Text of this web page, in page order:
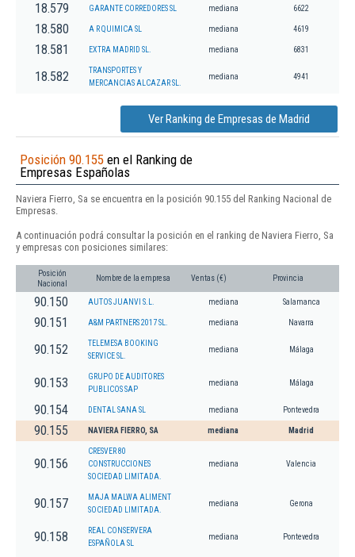
18.579 GARANTE CORREDORES SL mediana 6622
18.580 A R QUIMICA SL mediana 4619
18.581 EXTRA MADRID SL. mediana 6831
18.582
TRANSPORTES Y
MERCANCIAS ALCAZAR SL.
mediana 4941
Ver Ranking de Empresas de Madrid
Posición 90.155 en el Ranking de
Empresas Españolas
Naviera Fierro, Sa se encuentra en la posición 90.155 del Ranking Nacional de
Empresas.
A continuación podrá consultar la posición en el ranking de Naviera Fierro, Sa
y empresas con posiciones similares:
Posición
Nacional
Nombre de la empresa Ventas (€) Provincia
90.150 AUTOS JUANVI S.L. mediana Salamanca
90.151 A&M PARTNERS 2017 SL. mediana Navarra
90.152
TELEMESA BOOKING
SERVICE SL.
mediana Málaga
90.153
GRUPO DE AUDITORES
PUBLICOS SAP
mediana Málaga
90.154 DENTAL SANA SL mediana Pontevedra
90.155 NAVIERA FIERRO, SA mediana Madrid
90.156
CRESVER 80
CONSTRUCCIONES
SOCIEDAD LIMITADA.
mediana Valencia
90.157
MAJA MALWA ALIMENT
SOCIEDAD LIMITADA.
mediana Gerona
90.158
REAL CONSERVERA
ESPAÑOLA SL
mediana Pontevedra